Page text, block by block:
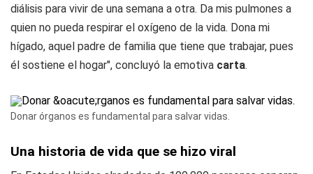
diálisis para vivir de una semana a otra. Da mis pulmones a
quien no pueda respirar el oxígeno de la vida. Dona mi
hígado, aquel padre de familia que tiene que trabajar, pues
él sostiene el hogar", concluyó la emotiva carta.
Donar órganos es fundamental para salvar vidas.
Una historia de vida que se hizo viral